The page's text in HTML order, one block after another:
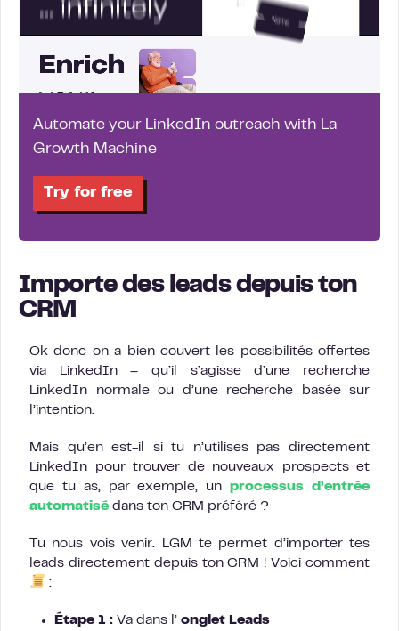
Automate your LinkedIn outreach with La
Growth Machine
Try for free
Importe des leads depuis ton
CRM
Ok donc on a bien couvert les possibilités offertes
via LinkedIn – qu’il s’agisse d’une recherche
LinkedIn normale ou d’une recherche basée sur
l’intention.
Mais qu’en est-il si tu n’utilises pas directement
LinkedIn pour trouver de nouveaux prospects et
que tu as, par exemple, unprocessus d’entrée
automatisé dans ton CRM préféré ?
Tu nous vois venir. LGM te permet d’importer tes
leads directement depuis ton CRM ! Voici comment
:
Étape 1 : Va dans l’ onglet Leads